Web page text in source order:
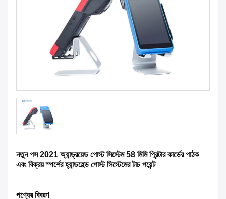
নতুন পস 2021 অ্যান্ড্রয়েড পোস্ট সিস্টেম 58 মিমি প্রিন্টার কার্ডের পাঠক
এবং বিক্রয় স্পর্শের হ্যান্ডহেল্ড পোস্ট সিস্টেমের টাচ পয়েন্ট
পণ্যের বিবরণ